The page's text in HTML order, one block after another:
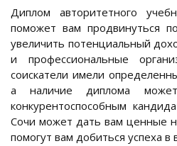
Диплом авторитетного
поможет вам продвинуться
увеличить потенциальный
и профессиональные
соискатели имели
а наличие диплома
конкурентоспособным
Сочи может дать вам ценные
помогут вам добиться успеха